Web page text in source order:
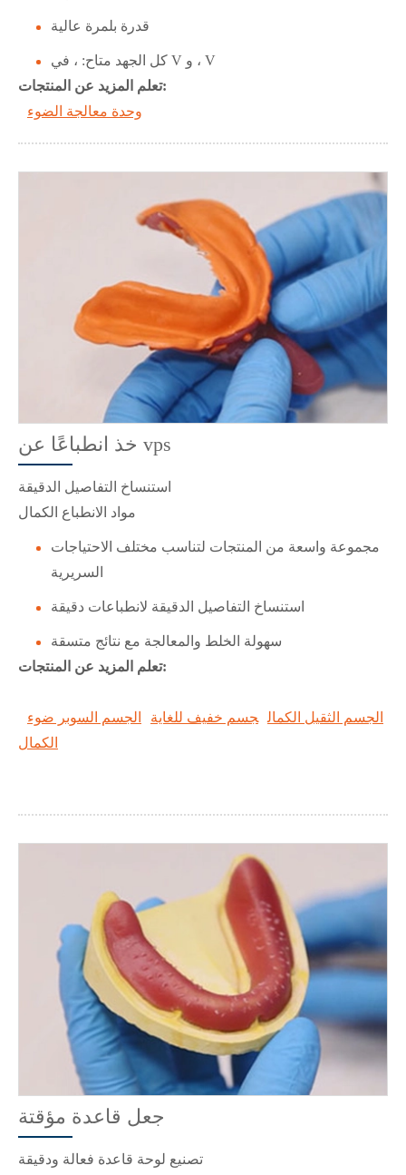
قدرة بلمرة عالية
كل الجهد متاح: ، في V و ، V
تعلم المزيد عن المنتجات:
وحدة معالجة الضوء
خذ انطباعًا عن vps
استنساخ التفاصيل الدقيقة
مواد الانطباع الكمال
مجموعة واسعة من المنتجات لتناسب مختلف الاحتياجات
السريرية
استنساخ التفاصيل الدقيقة لانطباعات دقيقة
سهولة الخلط والمعالجة مع نتائج متسقة
تعلم المزيد عن المنتجات:
الجسم الثقيل الكمال جسم خفيف للغاية
الجسم السوبر ضوء
الكمال
جعل قاعدة مؤقتة
تصنيع لوحة قاعدة فعالة ودقيقة